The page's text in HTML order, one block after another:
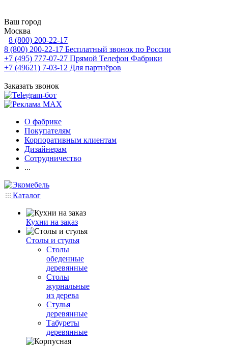
Ваш город
Москва
8 (800) 200-22-17
8 (800) 200-22-17 Бесплатный звонок по России
+7 (495) 777-07-27 Прямой Телефон Фабрики
+7 (49621) 7-03-12 Для партнёров
Заказать звонок
О фабрике
Покупателям
Корпоративным клиентам
Дизайнерам
Сотрудничество
...
Каталог
Кухни на заказ
Столы и стулья
Столы
обеденные
деревянные
Столы
журнальные
из дерева
Стулья
деревянные
Табуреты
деревянные